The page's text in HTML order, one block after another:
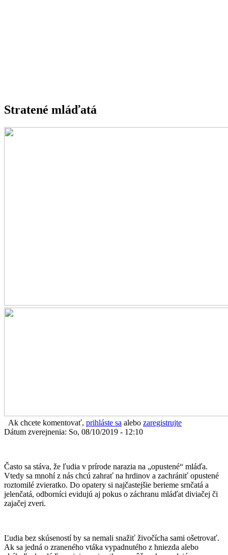
Stratené mláďatá
Ak chcete komentovať, prihláste sa alebo zaregistrujte
Dátum zverejnenia: So, 08/10/2019 - 12:10
Často sa stáva, že ľudia v prírode narazia na „opustené“ mláďa.
Vtedy sa mnohí z nás chcú zahrať na hrdinov a zachrániť opustené
roztomilé zvieratko. Do opatery si najčastejšie berieme srnčatá a
jelenčatá, odborníci evidujú aj pokus o záchranu mláďat diviačej či
zajačej zveri.
Ľudia bez skúseností by sa nemali snažiť živočícha sami ošetrovať.
Ak sa jedná o zraneného vtáka vypadnutého z hniezda alebo